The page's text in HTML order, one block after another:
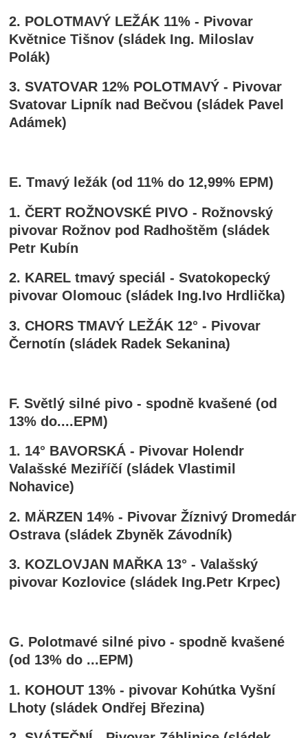
2. POLOTMAVÝ LEŽÁK 11% - Pivovar
Květnice Tišnov (sládek Ing. Miloslav
Polák)
3. SVATOVAR 12% POLOTMAVÝ - Pivovar
Svatovar Lipník nad Bečvou (sládek Pavel
Adámek)
E. Tmavý ležák (od 11% do 12,99% EPM)
1. ČERT ROŽNOVSKÉ PIVO - Rožnovský
pivovar Rožnov pod Radhoštěm (sládek
Petr Kubín
2. KAREL tmavý speciál - Svatokopecký
pivovar Olomouc (sládek Ing.Ivo Hrdlička)
3. CHORS TMAVÝ LEŽÁK 12° - Pivovar
Černotín (sládek Radek Sekanina)
F. Světlý silné pivo - spodně kvašené (od
13% do....EPM)
1. 14° BAVORSKÁ - Pivovar Holendr
Valašské Meziříčí (sládek Vlastimil
Nohavice)
2. MÄRZEN 14% - Pivovar Žíznivý Dromedár
Ostrava (sládek Zbyněk Závodník)
3. KOZLOVJAN MAŘKA 13° - Valašský
pivovar Kozlovice (sládek Ing.Petr Krpec)
G. Polotmavé silné pivo - spodně kvašené
(od 13% do ...EPM)
1. KOHOUT 13% - pivovar Kohútka Vyšní
Lhoty (sládek Ondřej Březina)